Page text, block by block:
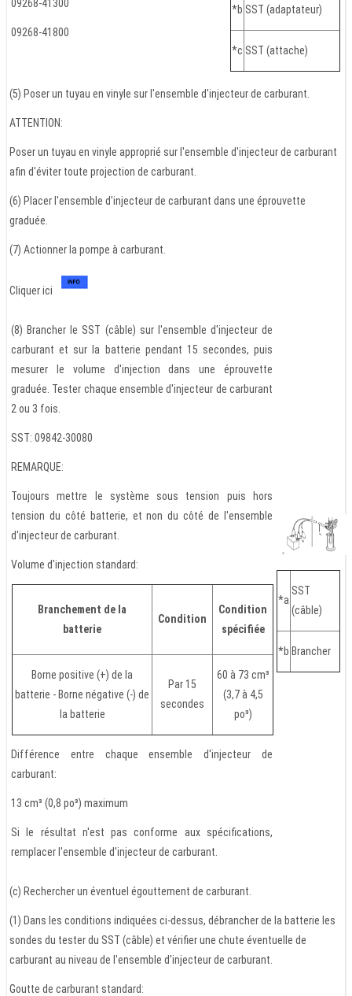
09268-41300
09268-41800
*b SST (adaptateur)
*c SST (attache)
(5) Poser un tuyau en vinyle sur l'ensemble d'injecteur de carburant.
ATTENTION:
Poser un tuyau en vinyle approprié sur l'ensemble d'injecteur de carburant
afin d'éviter toute projection de carburant.
(6) Placer l'ensemble d'injecteur de carburant dans une éprouvette
graduée.
(7) Actionner la pompe à carburant.
Cliquer ici
(8) Brancher le SST (câble) sur l'ensemble d'injecteur de
carburant et sur la batterie pendant 15 secondes, puis
mesurer le volume d'injection dans une éprouvette
graduée. Tester chaque ensemble d'injecteur de carburant
2 ou 3 fois.
SST: 09842-30080
REMARQUE:
Toujours mettre le système sous tension puis hors
tension du côté batterie, et non du côté de l'ensemble
d'injecteur de carburant.
Volume d'injection standard:
Branchement de la
batterie
Condition
Condition
spécifiée
Borne positive (+) de la
batterie - Borne négative (-) de
la batterie
Par 15
secondes
60 à 73 cm³
(3,7 à 4,5
po³)
Différence entre chaque ensemble d'injecteur de
carburant:
13 cm³ (0,8 po³) maximum
Si le résultat n'est pas conforme aux spécifications,
remplacer l'ensemble d'injecteur de carburant.
*a
SST
(câble)
*b Brancher
(c) Rechercher un éventuel égouttement de carburant.
(1) Dans les conditions indiquées ci-dessus, débrancher de la batterie les
sondes du tester du SST (câble) et vérifier une chute éventuelle de
carburant au niveau de l'ensemble d'injecteur de carburant.
Goutte de carburant standard: